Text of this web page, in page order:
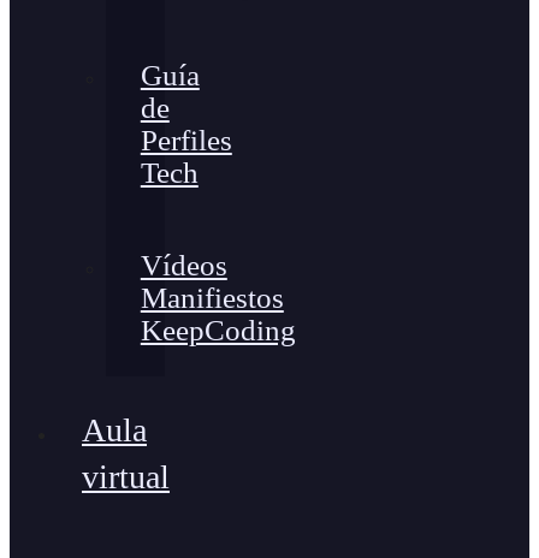
Guía
de
Perfiles
Tech
Vídeos
Manifiestos
KeepCoding
Aula
virtual